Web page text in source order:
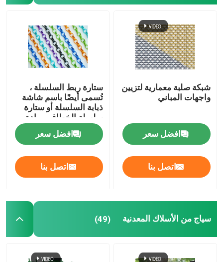
شبكة صلبة معمارية لتزيين
واجهات المباني
افضل سعر
اتصل بنا
ستارة ربط السلسلة ،
تُسمى أيضًا باسم شاشة
ذبابة السلسلة أو ستارة
سلسلة الخطاف ، مادة
الألومنيوم المؤكسد
افضل سعر
اتصل بنا
سياج من الأسلاك المعدنية (49)